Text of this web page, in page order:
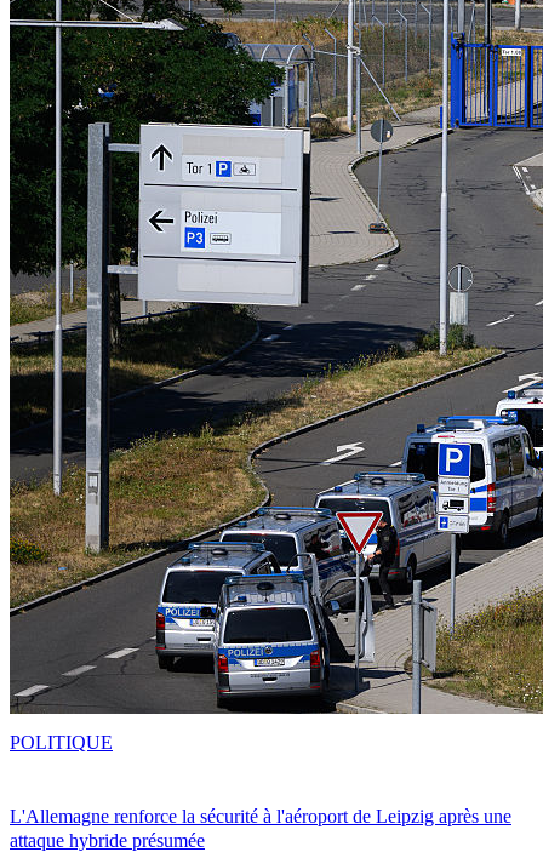
L'Allemagne renforce la sécurité à l'aéroport de Leipzig après une
attaque hybride présumée
POLITIQUE